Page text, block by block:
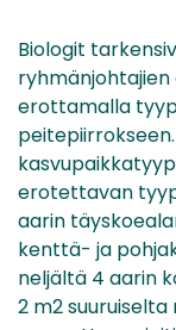
Biologit
ryhmänjohtajien
erottamalla
erotettavan
aarin
kenttä- ja
neljältä 4 aarin
2 m2 suuruiselta